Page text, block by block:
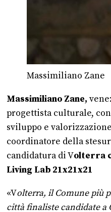
Massimiliano Zane
Massimiliano Zane,
progettista culturale,
sviluppo e
coordinatore della
candidatura di Volterra
Living Lab 21x21x21
«Volterra, il Comune più
città finaliste candidate a